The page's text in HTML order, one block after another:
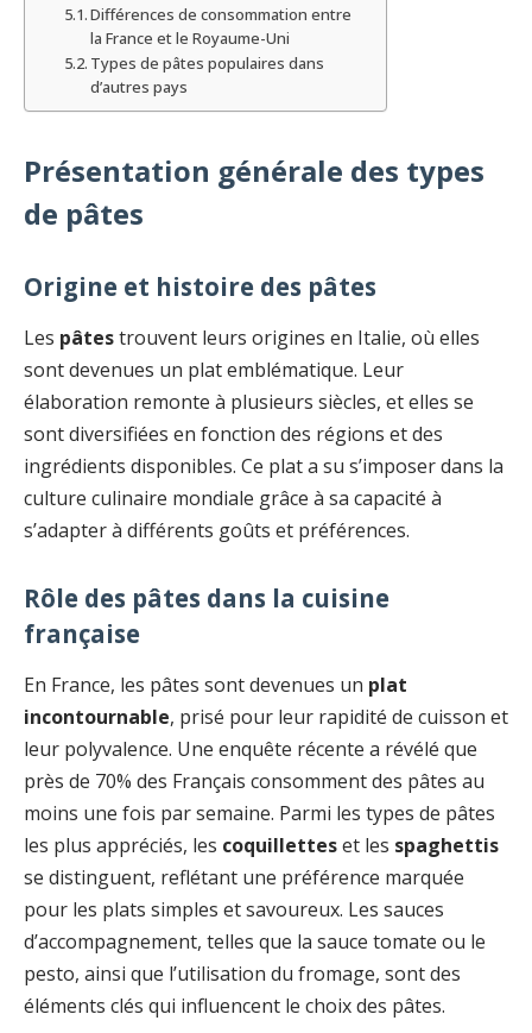
Différences de consommation entre
la France et le Royaume-Uni
Types de pâtes populaires dans
d’autres pays
Présentation générale des types
de pâtes
Origine et histoire des pâtes
Les pâtestrouvent leurs origines en Italie, où elles
sont devenues un plat emblématique. Leur
élaboration remonte à plusieurs siècles, et elles se
sont diversifiées en fonction des régions et des
ingrédients disponibles. Ce plat a su s’imposer dans la
culture culinaire mondiale grâce à sa capacité à
s’adapter à différents goûts et préférences.
Rôle des pâtes dans la cuisine
française
En France, les pâtes sont devenues un plat
incontournable, prisé pour leur rapidité de cuisson et
leur polyvalence. Une enquête récente a révélé que
près de 70% des Français consomment des pâtes au
moins une fois par semaine. Parmi les types de pâtes
les plus appréciés, les coquilletteset les spaghettis
se distinguent, reflétant une préférence marquée
pour les plats simples et savoureux. Les sauces
d’accompagnement, telles que la sauce tomate ou le
pesto, ainsi que l’utilisation du fromage, sont des
éléments clés qui influencent le choix des pâtes.